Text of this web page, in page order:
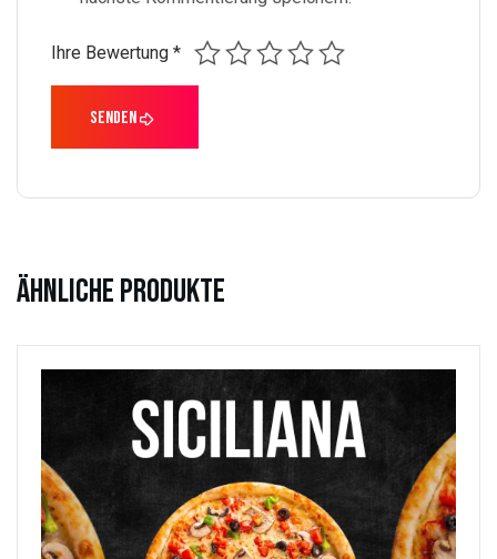
Ihre Bewertung *
Ähnliche Produkte